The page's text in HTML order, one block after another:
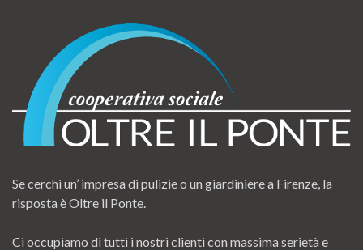
Se cerchi un’ impresa di pulizie o un giardiniere a Firenze, la
risposta è Oltre il Ponte.
Ci occupiamo di tutti i nostri clienti con massima serietà e